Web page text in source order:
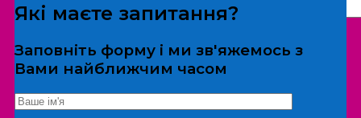
*Дані не передаються третім особам
Які маєте запитання?
Заповніть форму і ми зв'яжемось з
Вами найближчим часом